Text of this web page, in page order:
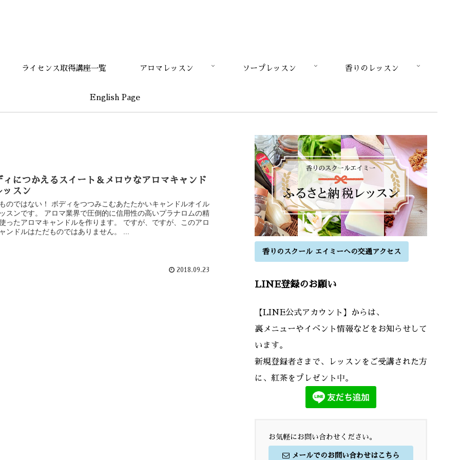
ライセンス取得講座一覧 アロマレッスン ソープレッスン 香りのレッスン
English Page
ィにつかえるスイート＆メロウなアロマキャンド
ッスン
のではない！ ボディをつつみこむあたたかいキャンドルオイル
スンです。 アロマ業界で圧倒的に信用性の高いプラナロムの精
ったアロマキャンドルを作ります。 ですが、ですが、このアロ
ンドルはただものではありません。 ...
2018.09.23
香りのスクール エイミーへの交通アクセス
LINE登録のお願い
【LINE公式アカウント】からは、
裏メニューやイベント情報などをお知らせして
います。
新規登録者さまで、レッスンをご受講された方
に、紅茶をプレゼント中。
お気軽にお問い合わせください。
メールでのお問い合わせはこちら